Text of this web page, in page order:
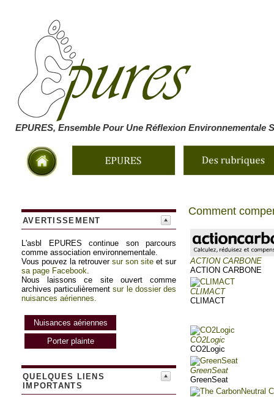
EPURES, Ensemble Pour Une Réflexion Environnementale
AVERTISSEMENT
L'asbl EPURES continue son parcours
comme association environnementale.
Vous pouvez la retrouver sur son site et sur
sa page Facebook.
Nous laissons ce site ouvert comme
archives particulièrementsur le dossier des
nuisances aériennes.
Nuisances aériennes
Porter plainte
QUELQUES LIENS
IMPORTANTS
Comment
ACTION CARBONE
ACTION CARBONE
CLIMACT
CLIMACT
CO2Logic
CO2Logic
GreenSeat
GreenSeat